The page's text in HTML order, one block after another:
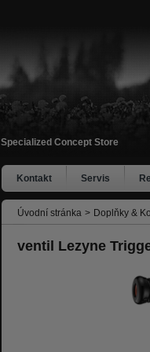
Specialized Concept Store
Kontakt Servis
Úvodní stránka > Doplňky &
ventil Lezyne